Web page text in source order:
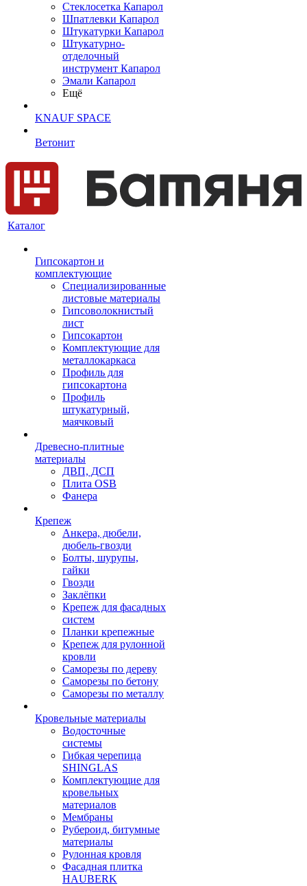
Cтеклосетка Капарол
Шпатлевки Капарол
Штукатурки Капарол
Штукатурно-
отделочный
инструмент Капарол
Эмали Капарол
Ещё
KNAUF SPACE
Ветонит
Каталог
Гипсокартон и
комплектующие
Специализированные
листовые материалы
Гипсоволокнистый
лист
Гипсокартон
Комплектующие для
металлокаркаса
Профиль для
гипсокартона
Профиль
штукатурный,
маячковый
Древесно-плитные
материалы
ДВП, ДСП
Плита OSB
Фанера
Крепеж
Анкера, дюбели,
дюбель-гвозди
Болты, шурупы,
гайки
Гвозди
Заклёпки
Крепеж для фасадных
систем
Планки крепежные
Крепеж для рулонной
кровли
Саморезы по дереву
Саморезы по бетону
Саморезы по металлу
Кровельные материалы
Водосточные
системы
Гибкая черепица
SHINGLAS
Комплектующие для
кровельных
материалов
Мембраны
Рубероид, битумные
материалы
Рулонная кровля
Фасадная плитка
HAUBERK